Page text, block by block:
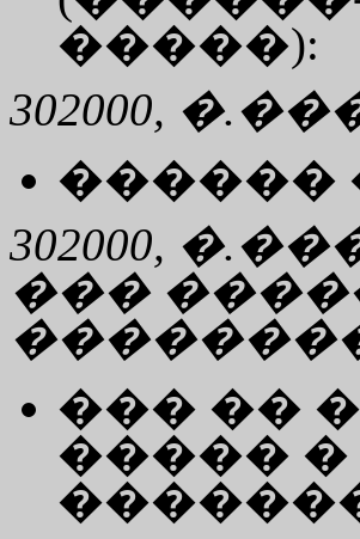
�����):
302000,
������
302000,
���
��� ��
�����